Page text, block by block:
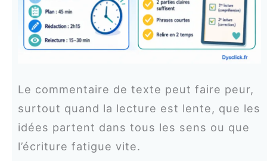
Le commentaire de texte peut faire peur,
surtout quand la lecture est lente, que les
idées partent dans tous les sens ou que
l’écriture fatigue vite.